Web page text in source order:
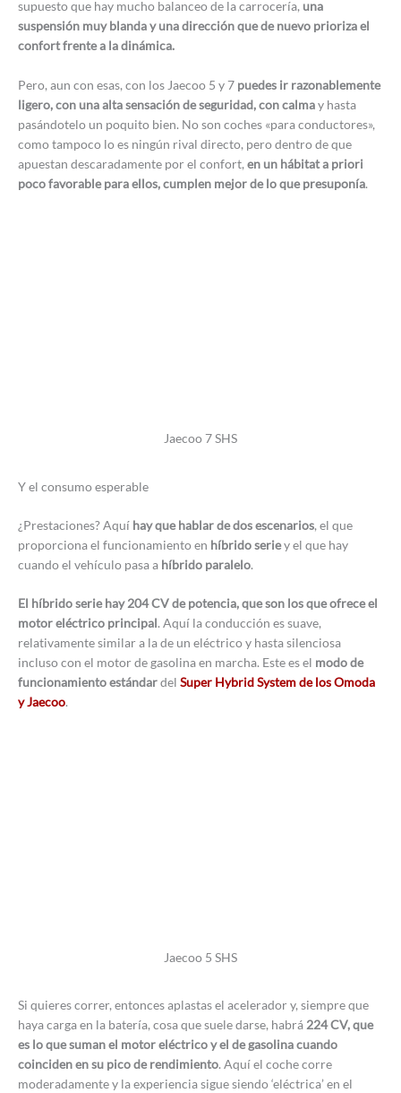
supuesto que hay mucho balanceo de la carrocería, una
suspensión muy blanda y una dirección que de nuevo prioriza el
confort frente a la dinámica.
Pero, aun con esas, con los Jaecoo 5 y 7 puedes ir razonablemente
ligero, con una alta sensación de seguridad, con calmay hasta
pasándotelo un poquito bien. No son coches «para conductores»,
como tampoco lo es ningún rival directo, pero dentro de que
apuestan descaradamente por el confort, en un hábitat a priori
poco favorable para ellos, cumplen mejor de lo que presuponía.
Jaecoo 7 SHS
Y el consumo esperable
¿Prestaciones? Aquí hay que hablar de dos escenarios, el que
proporciona el funcionamiento en híbrido seriey el que hay
cuando el vehículo pasa a híbrido paralelo.
El híbrido serie hay 204 CV de potencia, que son los que ofrece el
motor eléctrico principal. Aquí la conducción es suave,
relativamente similar a la de un eléctrico y hasta silenciosa
incluso con el motor de gasolina en marcha. Este es el modo de
funcionamiento estándardel Super Hybrid System de los Omoda
y Jaecoo.
Jaecoo 5 SHS
Si quieres correr, entonces aplastas el acelerador y, siempre que
haya carga en la batería, cosa que suele darse, habrá 224 CV, que
es lo que suman el motor eléctrico y el de gasolina cuando
coinciden en su pico de rendimiento. Aquí el coche corre
moderadamente y la experiencia sigue siendo ‘eléctrica’ en el